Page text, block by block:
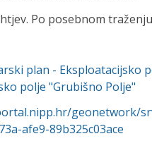
Po posebnom
plan - Eksploatacijsko
polje "Grubišno Polje"
geonetwork/
afe9-89b325c03ace